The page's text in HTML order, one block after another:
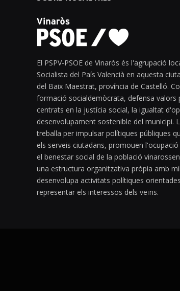
El PSPV-PSOE de Vinaròs és l'agrupació
Socialista del País Valencià en aquesta
del Baix Maestrat, província de Castelló.
formació socialdemòcrata, defensa valors
centrats en la justícia social, la igualtat
desenvolupament sostenible del municipi.
treballa per impulsar polítiques públiques
els serveis ciutadans, promouen
el benestar social de la població
una estructura organitzativa pròpia amb
desenvolupa activitats polítiques
representar els interessos dels veïns.